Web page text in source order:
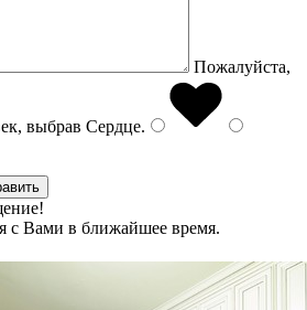
Пожалуйста,
выбрав Сердце.
с Вами в ближайшее время.